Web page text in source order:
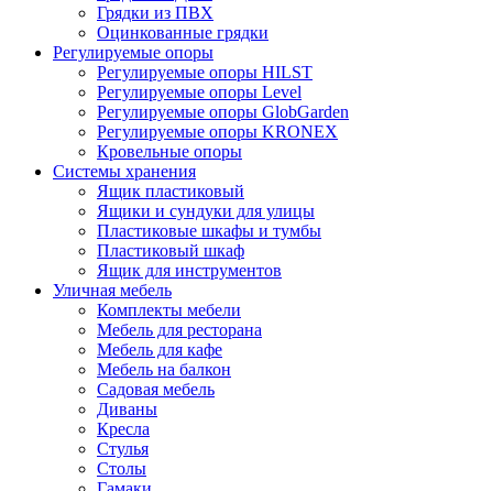
Грядки из ПВХ
Оцинкованные грядки
Регулируемые опоры
Регулируемые опоры HILST
Регулируемые опоры Level
Регулируемые опоры GlobGarden
Регулируемые опоры KRONEX
Кровельные опоры
Системы хранения
Ящик пластиковый
Ящики и сундуки для улицы
Пластиковые шкафы и тумбы
Пластиковый шкаф
Ящик для инструментов
Уличная мебель
Комплекты мебели
Мебель для ресторана
Мебель для кафе
Мебель на балкон
Садовая мебель
Диваны
Кресла
Стулья
Столы